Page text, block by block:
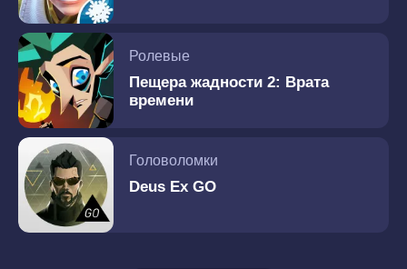
Ролевые
Пещера жадности 2: Врата
времени
Головоломки
Deus Ex GO